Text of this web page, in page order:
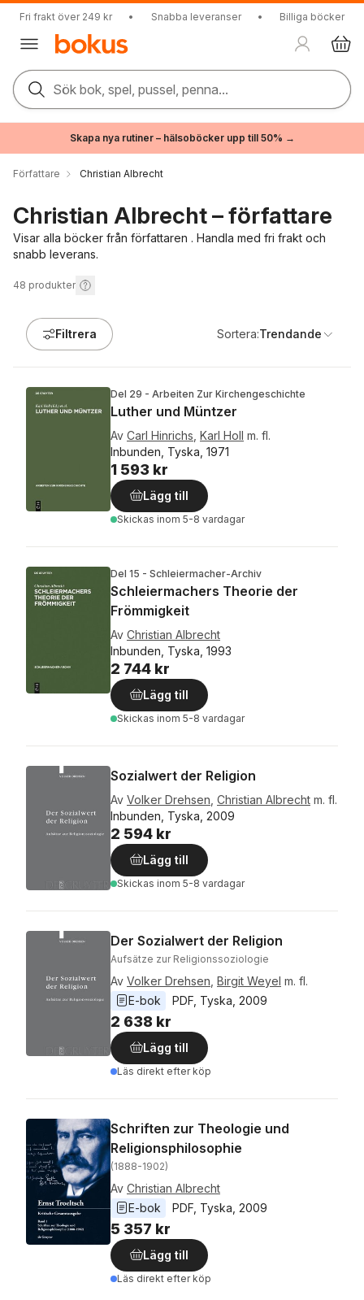
Fri frakt över 249 kr • Snabba leveranser • Billiga böcker
Sök bok, spel, pussel, penna...
Skapa nya rutiner – hälsoböcker upp till 50% →
Författare Christian Albrecht
Christian Albrecht – författare
Visar alla böcker från författaren . Handla med fri frakt och
snabb leverans.
48 produkter
Filtrera Sortera:Trendande
Del 29 - Arbeiten Zur Kirchengeschichte
Luther und Müntzer
Av Carl Hinrichs Karl Holl m. fl.
Inbunden, Tyska, 1971
1 593 kr
Lägg till
Skickas inom 5-8 vardagar
Del 15 - Schleiermacher-Archiv
Schleiermachers Theorie der
Frömmigkeit
Av Christian Albrecht
Inbunden, Tyska, 1993
2 744 kr
Lägg till
Skickas inom 5-8 vardagar
Sozialwert der Religion
Av Volker Drehsen Christian Albrecht m. fl.
Inbunden, Tyska, 2009
2 594 kr
Lägg till
Skickas inom 5-8 vardagar
Der Sozialwert der Religion
Aufsätze zur Religionssoziologie
Av Volker Drehsen Birgit Weyel m. fl.
E-bok
PDF Tyska 2009
2 638 kr
Lägg till
Läs direkt efter köp
Schriften zur Theologie und
Religionsphilosophie
(1888-1902)
Av Christian Albrecht
E-bok
PDF Tyska 2009
5 357 kr
Lägg till
Läs direkt efter köp